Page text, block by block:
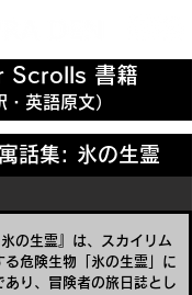
Scrolls 書籍
・英語原文）
話集: 氷の生霊
の生霊』は、スカイリム
危険生物「氷の生霊」に
り、冒険者の旅日誌とし